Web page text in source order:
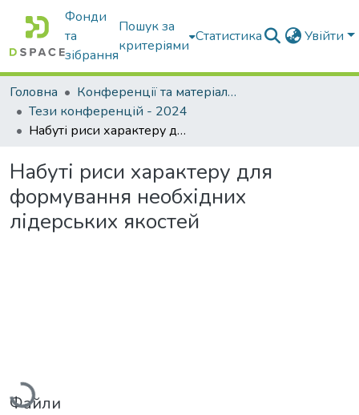
Фонди
та
зібрання
Пошук за
критеріями
Статистика Увійти
Головна
Конференції та матеріали конференцій
Тези конференцій - 2024
Набуті риси характеру для формування необхідних лідерських якостей
Набуті риси характеру для
формування необхідних
лідерських якостей
Вантажиться...
Файли